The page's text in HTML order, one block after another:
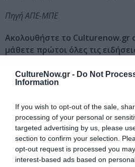
CultureNow.gr - Do Not
Information
If you wish to opt-out of the sale,
processing of your personal or
targeted advertising by us, please
section to confirm your selection.
opt-out request is processed you
interest-based ads based on
Πηγή ΑΠΕ-ΜΠΕ
Ακολουθήστε το Culturenow.gr
μάθετε πρώτοι όλες τις
Δείτε όλα τατελευταία νέαγια
Πολιτισμό στο
Νέοι Διαγωνισμοί❯
Tags
ΕΙΚΑΣΤΙΚΕΣ ΕΚΘΕΣΕΙΣ
ΕΚΘΕΣΗ